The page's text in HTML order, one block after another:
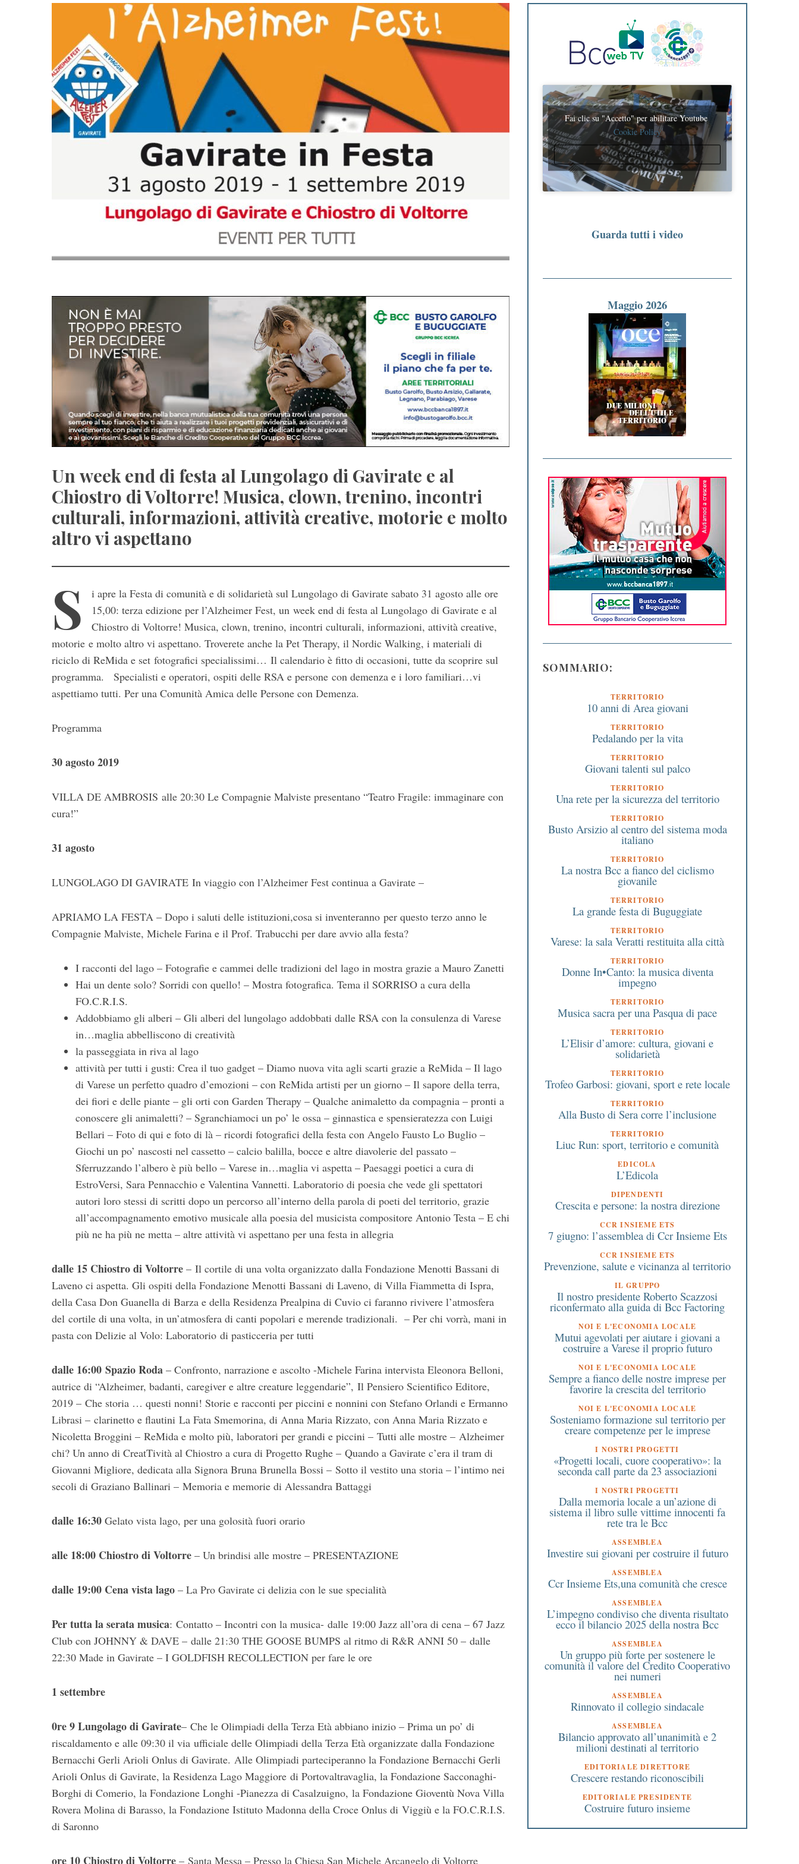
Un week end di festa al Lungolago di Gavirate e al
Chiostro di Voltorre! Musica, clown, trenino, incontri
culturali, informazioni, attività creative, motorie e molto
altro vi aspettano
S
i apre la Festa di comunità e di solidarietà sul Lungolago di Gavirate sabato 31 agosto alle ore
15,00: terza edizione per l’Alzheimer Fest, un week end di festa al Lungolago di Gavirate e al
Chiostro di Voltorre! Musica, clown, trenino, incontri culturali, informazioni, attività creative,
motorie e molto altro vi aspettano. Troverete anche la Pet Therapy, il Nordic Walking, i materiali di
riciclo di ReMida e set fotografici specialissimi… Il calendario è fitto di occasioni, tutte da scoprire sul
programma. Specialisti e operatori, ospiti delle RSA e persone con demenza e i loro familiari…vi
aspettiamo tutti. Per una Comunità Amica delle Persone con Demenza.
Programma
30 agosto 2019
VILLA DE AMBROSIS alle 20:30 Le Compagnie Malviste presentano “Teatro Fragile: immaginare con
cura!”
31 agosto
LUNGOLAGO DI GAVIRATE In viaggio con l’Alzheimer Fest continua a Gavirate –
APRIAMO LA FESTA – Dopo i saluti delle istituzioni,cosa si inventeranno per questo terzo anno le
Compagnie Malviste, Michele Farina e il Prof. Trabucchi per dare avvio alla festa?
I racconti del lago – Fotografie e cammei delle tradizioni del lago in mostra grazie a Mauro Zanetti
Hai un dente solo? Sorridi con quello! – Mostra fotografica. Tema il SORRISO a cura della
FO.C.R.I.S.
Addobbiamo gli alberi – Gli alberi del lungolago addobbati dalle RSA con la consulenza di Varese
in…maglia abbelliscono di creatività
la passeggiata in riva al lago
attività per tutti i gusti: Crea il tuo gadget – Diamo nuova vita agli scarti grazie a ReMida – Il lago
di Varese un perfetto quadro d’emozioni – con ReMida artisti per un giorno – Il sapore della terra,
dei fiori e delle piante – gli orti con Garden Therapy – Qualche animaletto da compagnia – pronti a
conoscere gli animaletti? – Sgranchiamoci un po’ le ossa – ginnastica e spensieratezza con Luigi
Bellari – Foto di qui e foto di là – ricordi fotografici della festa con Angelo Fausto Lo Buglio –
Giochi un po’ nascosti nel cassetto – calcio balilla, bocce e altre diavolerie del passato –
Sferruzzando l’albero è più bello – Varese in…maglia vi aspetta – Paesaggi poetici a cura di
EstroVersi, Sara Pennacchio e Valentina Vannetti. Laboratorio di poesia che vede gli spettatori
autori loro stessi di scritti dopo un percorso all’interno della parola di poeti del territorio, grazie
all’accompagnamento emotivo musicale alla poesia del musicista compositore Antonio Testa – E chi
più ne ha più ne metta – altre attività vi aspettano per una festa in allegria
dalle 15 Chiostro di Voltorre – Il cortile di una volta organizzato dalla Fondazione Menotti Bassani di
Laveno ci aspetta. Gli ospiti della Fondazione Menotti Bassani di Laveno, di Villa Fiammetta di Ispra,
della Casa Don Guanella di Barza e della Residenza Prealpina di Cuvio ci faranno rivivere l’atmosfera
del cortile di una volta, in un’atmosfera di canti popolari e merende tradizionali. – Per chi vorrà, mani in
pasta con Delizie al Volo: Laboratorio di pasticceria per tutti
dalle 16:00 Spazio Roda – Confronto, narrazione e ascolto -Michele Farina intervista Eleonora Belloni,
autrice di “Alzheimer, badanti, caregiver e altre creature leggendarie”, Il Pensiero Scientifico Editore,
2019 – Che storia … questi nonni! Storie e racconti per piccini e nonnini con Stefano Orlandi e Ermanno
Librasi – clarinetto e flautini La Fata Smemorina, di Anna Maria Rizzato, con Anna Maria Rizzato e
Nicoletta Broggini – ReMida e molto più, laboratori per grandi e piccini – Tutti alle mostre – Alzheimer
chi? Un anno di CreatTività al Chiostro a cura di Progetto Rughe – Quando a Gavirate c’era il tram di
Giovanni Migliore, dedicata alla Signora Bruna Brunella Bossi – Sotto il vestito una storia – l’intimo nei
secoli di Graziano Ballinari – Memoria e memorie di Alessandra Battaggi
dalle 16:30 Gelato vista lago, per una golosità fuori orario
alle 18:00 Chiostro di Voltorre – Un brindisi alle mostre – PRESENTAZIONE
dalle 19:00 Cena vista lago – La Pro Gavirate ci delizia con le sue specialità
Per tutta la serata musica: Contatto – Incontri con la musica- dalle 19:00 Jazz all’ora di cena – 67 Jazz
Club con JOHNNY & DAVE – dalle 21:30 THE GOOSE BUMPS al ritmo di R&R ANNI 50 – dalle
22:30 Made in Gavirate – I GOLDFISH RECOLLECTION per fare le ore
1 settembre
0re 9Lungolago di Gavirate– Che le Olimpiadi della Terza Età abbiano inizio – Prima un po’ di
riscaldamento e alle 09:30 il via ufficiale delle Olimpiadi della Terza Età organizzate dalla Fondazione
Bernacchi Gerli Arioli Onlus di Gavirate. Alle Olimpiadi parteciperanno la Fondazione Bernacchi Gerli
Arioli Onlus di Gavirate, la Residenza Lago Maggiore di Portovaltravaglia, la Fondazione Sacconaghi-
Borghi di Comerio, la Fondazione Longhi -Pianezza di Casalzuigno, la Fondazione Gioventù Nova Villa
Rovera Molina di Barasso, la Fondazione Istituto Madonna della Croce Onlus di Viggiù e la FO.C.R.I.S.
di Saronno
ore 10 Chiostro di Voltorre – Santa Messa – Presso la Chiesa San Michele Arcangelo di Voltorre
Fai clic su "Accetto" per abilitare Youtube
Cookie Policy
ACCETTO
Guarda tutti i video
Maggio 2026
SOMMARIO:
TERRITORIO
10 anni di Area giovani
TERRITORIO
Pedalando per la vita
TERRITORIO
Giovani talenti sul palco
TERRITORIO
Una rete per la sicurezza del territorio
TERRITORIO
Busto Arsizio al centro del sistema moda
italiano
TERRITORIO
La nostra Bcc a fianco del ciclismo
giovanile
TERRITORIO
La grande festa di Buguggiate
TERRITORIO
Varese: la sala Veratti restituita alla città
TERRITORIO
Donne In•Canto: la musica diventa
impegno
TERRITORIO
Musica sacra per una Pasqua di pace
TERRITORIO
L’Elisir d’amore: cultura, giovani e
solidarietà
TERRITORIO
Trofeo Garbosi: giovani, sport e rete locale
TERRITORIO
Alla Busto di Sera corre l’inclusione
TERRITORIO
Liuc Run: sport, territorio e comunità
EDICOLA
L’Edicola
DIPENDENTI
Crescita e persone: la nostra direzione
CCR INSIEME ETS
7 giugno: l’assemblea di Ccr Insieme Ets
CCR INSIEME ETS
Prevenzione, salute e vicinanza al territorio
IL GRUPPO
Il nostro presidente Roberto Scazzosi
riconfermato alla guida di Bcc Factoring
NOI E L'ECONOMIA LOCALE
Mutui agevolati per aiutare i giovani a
costruire a Varese il proprio futuro
NOI E L'ECONOMIA LOCALE
Sempre a fianco delle nostre imprese per
favorire la crescita del territorio
NOI E L'ECONOMIA LOCALE
Sosteniamo formazione sul territorio per
creare competenze per le imprese
I NOSTRI PROGETTI
«Progetti locali, cuore cooperativo»: la
seconda call parte da 23 associazioni
I NOSTRI PROGETTI
Dalla memoria locale a un’azione di
sistema il libro sulle vittime innocenti fa
rete tra le Bcc
ASSEMBLEA
Investire sui giovani per costruire il futuro
ASSEMBLEA
Ccr Insieme Ets,una comunità che cresce
ASSEMBLEA
L’impegno condiviso che diventa risultato
ecco il bilancio 2025 della nostra Bcc
ASSEMBLEA
Un gruppo più forte per sostenere le
comunità il valore del Credito Cooperativo
nei numeri
ASSEMBLEA
Rinnovato il collegio sindacale
ASSEMBLEA
Bilancio approvato all’unanimità e 2
milioni destinati al territorio
EDITORIALE DIRETTORE
Crescere restando riconoscibili
EDITORIALE PRESIDENTE
Costruire futuro insieme
a
c
f
r